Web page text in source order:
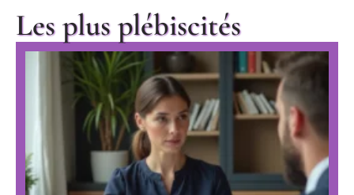
Les plus plébiscités